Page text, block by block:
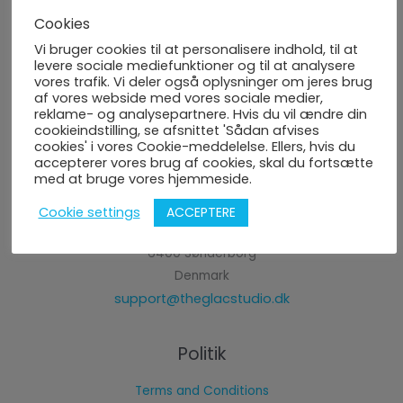
Kontakt Os
Følg os
Kontakt Os
Klosterløkken 4, 1.th.,
6400 Sønderborg
Denmark
support@theglacstudio.dk
Politik
Terms and Conditions
Cookies
Vi bruger cookies til at personalisere indhold, til at
levere sociale mediefunktioner og til at analysere
vores trafik. Vi deler også oplysninger om jeres brug
af vores webside med vores sociale medier,
reklame- og analysepartnere. Hvis du vil ændre din
cookieindstilling, se afsnittet 'Sådan afvises
cookies' i vores Cookie-meddelelse. Ellers, hvis du
accepterer vores brug af cookies, skal du fortsætte
med at bruge vores hjemmeside.
Cookie settings
ACCEPTERE